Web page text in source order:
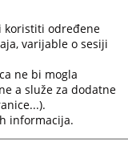
koristiti određene
varijable o sesiji
ne bi mogla
a služe za dodatne
informacija.